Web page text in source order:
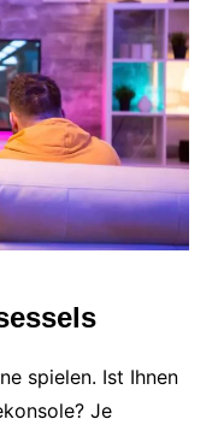
spielen. Ist Ihnen
Je